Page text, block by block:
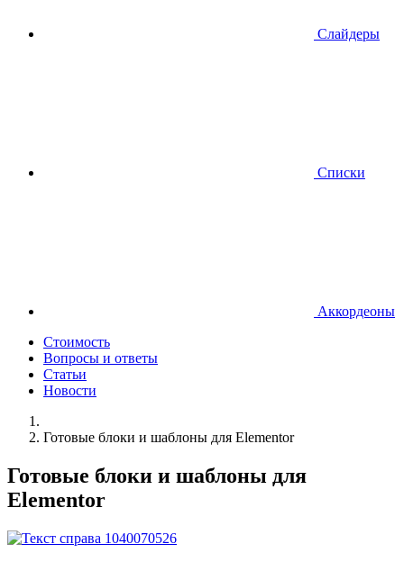
Слайдеры
Списки
Аккордеоны
Стоимость
Вопросы и ответы
Статьи
Новости
Готовые блоки и шаблоны для Elementor
Готовые блоки и шаблоны для
Elementor